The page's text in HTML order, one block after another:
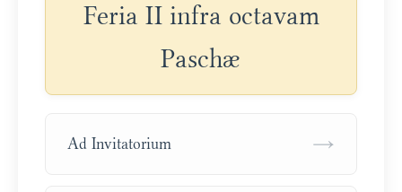
Feria II infra octavam
Paschæ
Ad Invitatorium →